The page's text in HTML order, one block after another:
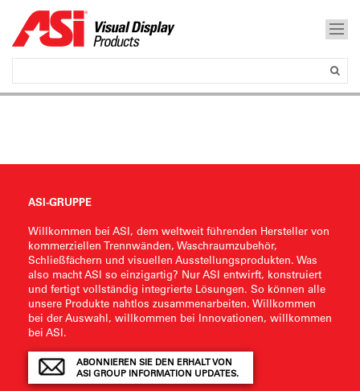
ASI-GRUPPE
Willkommen bei ASI, dem weltweit führenden Hersteller von
kommerziellen Trennwänden, Waschraumzubehör,
Schließfächern und visuellen Ausstellungsprodukten. Was
also macht ASI so einzigartig? Nur ASI entwirft, konstruiert
und fertigt vollständig integrierte Lösungen. So können alle
unsere Produkte nahtlos zusammenarbeiten. Willkommen
bei der Auswahl, willkommen bei Innovationen, willkommen
bei ASI.
ABONNIEREN SIE DEN ERHALT VON
ASI GROUP INFORMATION UPDATES.